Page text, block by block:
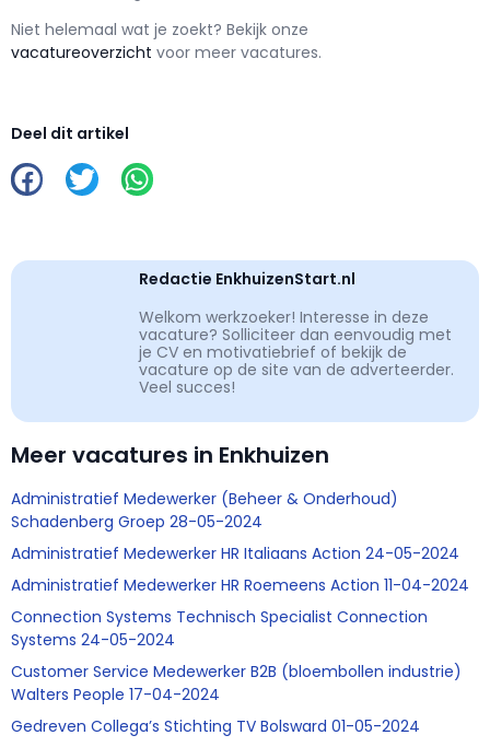
Niet helemaal wat je zoekt? Bekijk onze
vacatureoverzicht voor meer vacatures.
Deel dit artikel
Redactie EnkhuizenStart.nl
Welkom werkzoeker! Interesse in deze
vacature? Solliciteer dan eenvoudig met
je CV en motivatiebrief of bekijk de
vacature op de site van de adverteerder.
Veel succes!
Meer vacatures in Enkhuizen
Administratief Medewerker (Beheer & Onderhoud)
Schadenberg Groep 28-05-2024
Administratief Medewerker HR Italiaans Action 24-05-2024
Administratief Medewerker HR Roemeens Action 11-04-2024
Connection Systems Technisch Specialist Connection
Systems 24-05-2024
Customer Service Medewerker B2B (bloembollen industrie)
Walters People 17-04-2024
Gedreven Collega’s Stichting TV Bolsward 01-05-2024